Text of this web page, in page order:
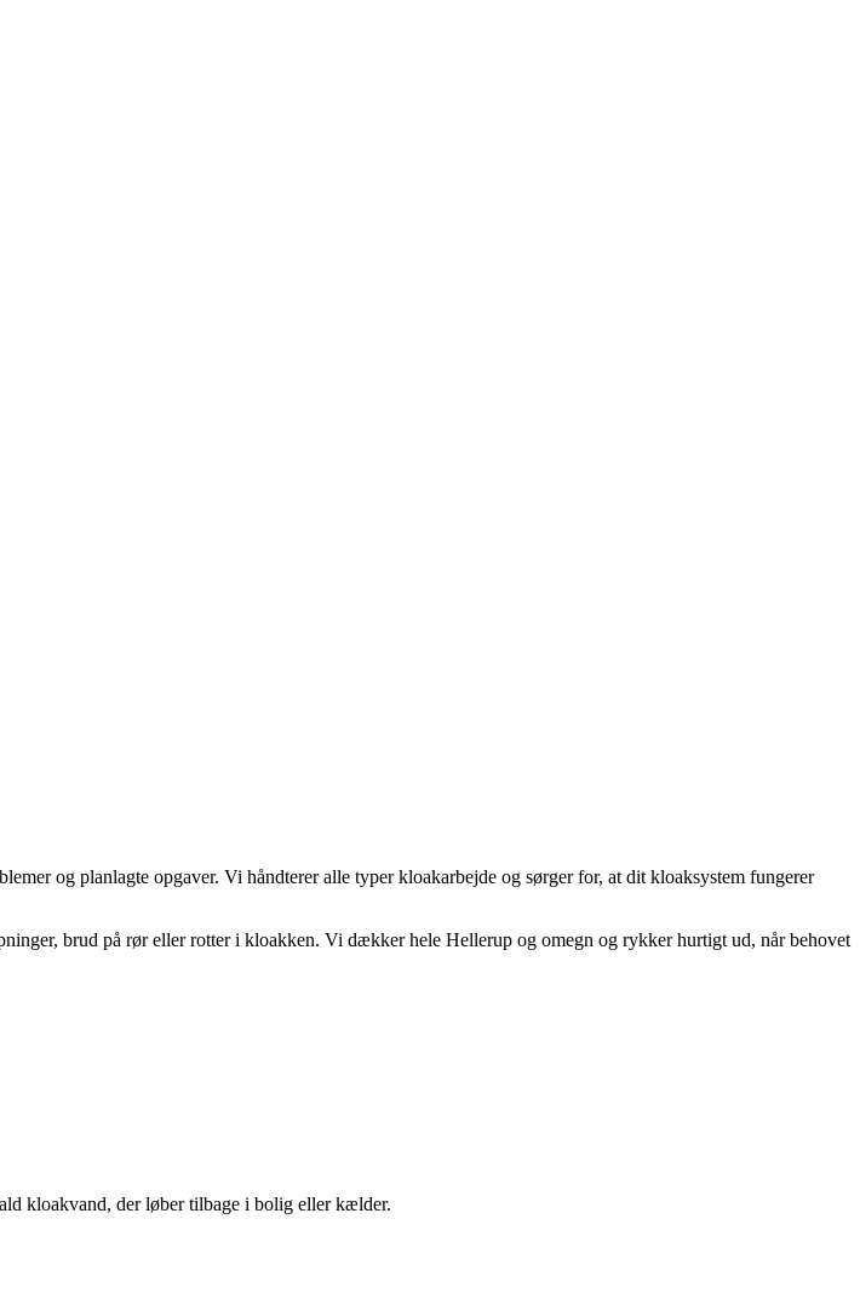
og planlagte opgaver. Vi håndterer alle typer kloakarbejde og sørger for, at dit kloaksystem fungerer
brud på rør eller rotter i kloakken. Vi dækker hele Hellerup og omegn og rykker hurtigt ud, når behovet
kloakvand, der løber tilbage i bolig eller kælder.